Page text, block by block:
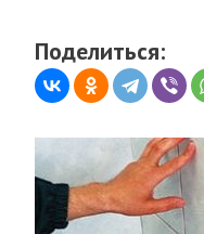
Поделиться: